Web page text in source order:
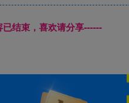
结束，喜欢请分享------